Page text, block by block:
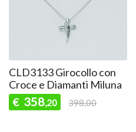
CLD3133 Girocollo con
Croce e Diamanti Miluna
€ 358,20 398,00